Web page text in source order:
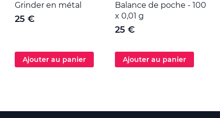
Grinder en métal
25 €
Ajouter au panier
Balance de poche - 100
x 0,01 g
25 €
Ajouter au panier